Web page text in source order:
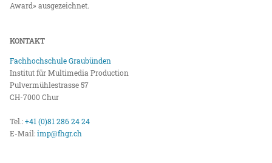
Award» ausgezeichnet.
KONTAKT
Fachhochschule Graubünden
Institut für Multimedia Production
Pulvermühlestrasse 57
CH-7000 Chur
Tel.:+41 (0)81 286 24 24
E-Mail:imp@fhgr.ch